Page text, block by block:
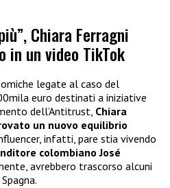
Chiara Ferragni
in un video TikTok
legate al caso del
euro destinati a iniziative
dell’Antitrust, Chiara
un nuovo equilibrio
infatti, pare stia vivendo
colombiano José
avrebbero trascorso alcuni